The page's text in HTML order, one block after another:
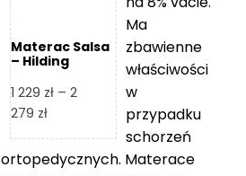
Materac Salsa
– Hilding
1 229 zł – 2
279 złZakres
od
Ma
zbawienne
właściwości
w
przypadku
schorzeń
ortopedycznych. Materace